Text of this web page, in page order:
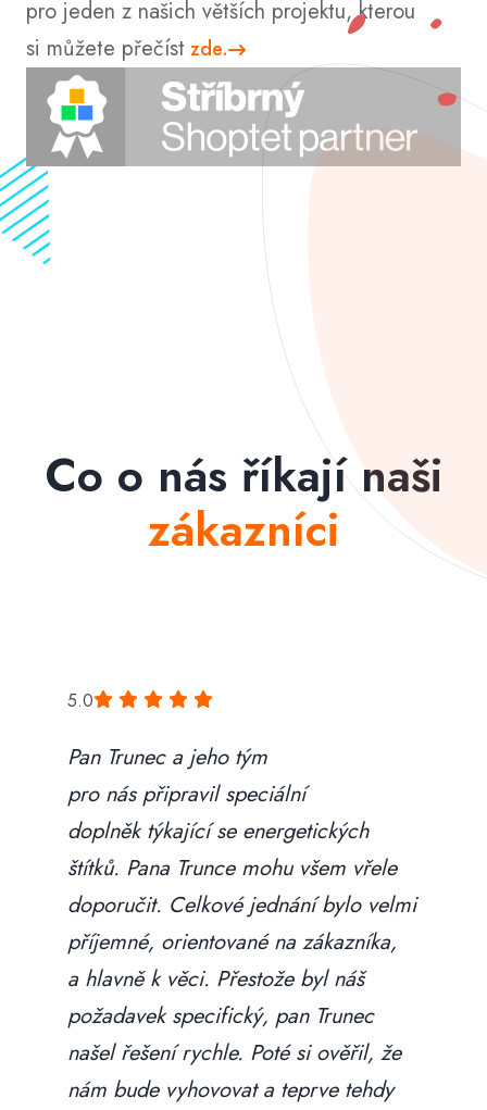
pro jeden z našich větších projektu, kterou
si můžete přečíst zde.
Co o nás říkají naši
zákazníci
5.0
Pan Trunec a jeho tým
pro nás připravil speciální
doplněk týkající se energetických
štítků. Pana Trunce mohu všem vřele
doporučit. Celkové jednání bylo velmi
příjemné, orientované na zákazníka,
a hlavně k věci. Přestože byl náš
požadavek specifický, pan Trunec
našel řešení rychle. Poté si ověřil, že
nám bude vyhovovat a teprve tehdy